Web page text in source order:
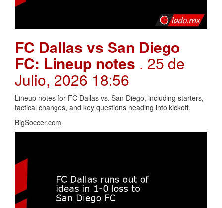
FC Dallas vs San Diego
FC: Lineup notes . 25 de
Julio, 2026 18:56
Lineup notes for FC Dallas vs. San Diego, including starters,
tactical changes, and key questions heading into kickoff.
BigSoccer.com